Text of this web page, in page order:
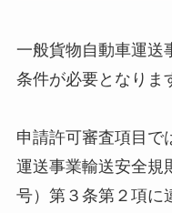
一般貨物自動車運送
条件が必要となりま
申請許可審査項目で
運送事業輸送安全規
号）第３条第２項に